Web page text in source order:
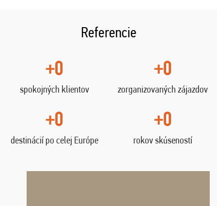
Referencie
+0
spokojných klientov
+0
zorganizovaných zájazdov
+0
destinácií po celej Európe
+0
rokov skúseností